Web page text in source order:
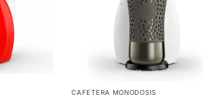
CAFETERA MONODOSIS